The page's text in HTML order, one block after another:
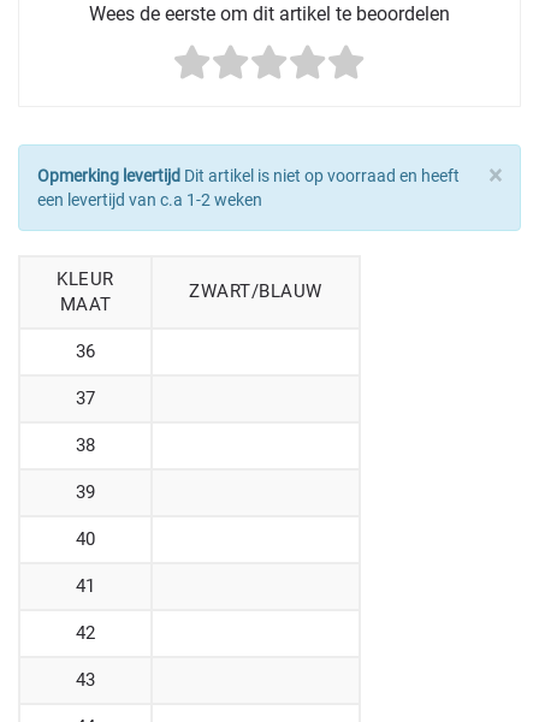
Wees de eerste om dit artikel te beoordelen
×
Opmerking levertijd Dit artikel is niet op voorraad en heeft
een levertijd van c.a 1-2 weken
KLEUR
MAAT
ZWART/BLAUW
36
37
38
39
40
41
42
43